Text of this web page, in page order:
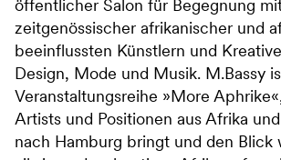
öffentlicher Salon für Begegnung
zeitgenössischer afrikanischer und
beeinflussten Künstlern und
Design, Mode und Musik. M.Bassy
Veranstaltungsreihe »More
Artists und Positionen aus Afrika
nach Hamburg bringt und den Blick